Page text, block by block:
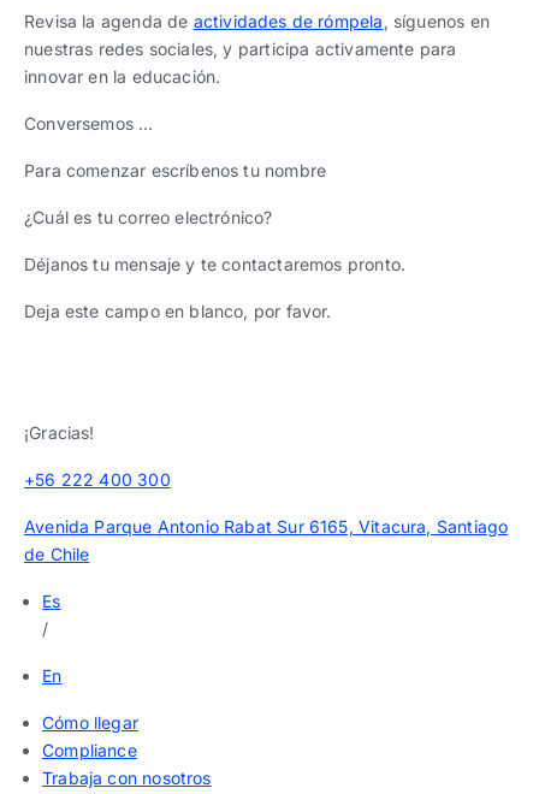
Revisa la agenda de actividades de rómpela , síguenos en
nuestras redes sociales, y participa activamente para
innovar en la educación.
Conversemos …
Para comenzar escríbenos tu nombre
¿Cuál es tu correo electrónico?
Déjanos tu mensaje y te contactaremos pronto.
Deja este campo en blanco, por favor.
¡Gracias!
+56 222 400 300
Avenida Parque Antonio Rabat Sur 6165, Vitacura, Santiago
de Chile
Es
/
En
Cómo llegar
Compliance
Trabaja con nosotros